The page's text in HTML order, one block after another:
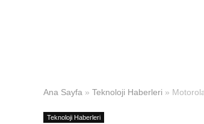
Ana Sayfa » Teknoloji Haberleri »
Teknoloji Haberleri